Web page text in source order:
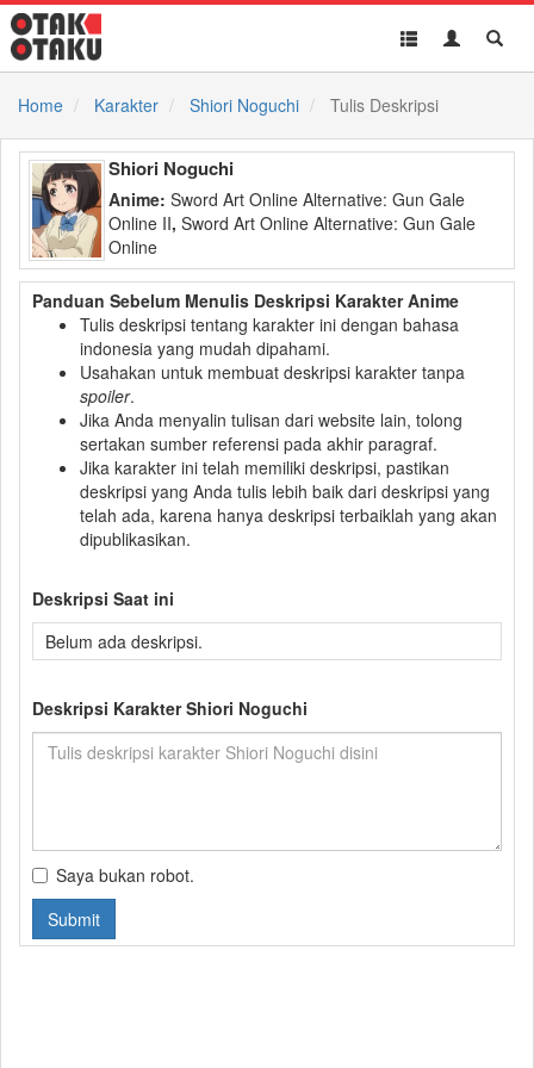
Toggle
Toggle
Home
Karakter Shiori Noguchi Tulis Deskripsi
Shiori Noguchi
Anime: Sword Art Online Alternative: Gun Gale
Online II, Sword Art Online Alternative: Gun Gale
Online
Panduan Sebelum Menulis Deskripsi Karakter Anime
Tulis deskripsi tentang karakter ini dengan bahasa
indonesia yang mudah dipahami.
Usahakan untuk membuat deskripsi karakter tanpa
spoiler.
Jika Anda menyalin tulisan dari website lain, tolong
sertakan sumber referensi pada akhir paragraf.
Jika karakter ini telah memiliki deskripsi, pastikan
deskripsi yang Anda tulis lebih baik dari deskripsi yang
telah ada, karena hanya deskripsi terbaiklah yang akan
dipublikasikan.
Deskripsi Saat ini
Belum ada deskripsi.
Deskripsi Karakter Shiori Noguchi
Saya bukan robot.
Submit